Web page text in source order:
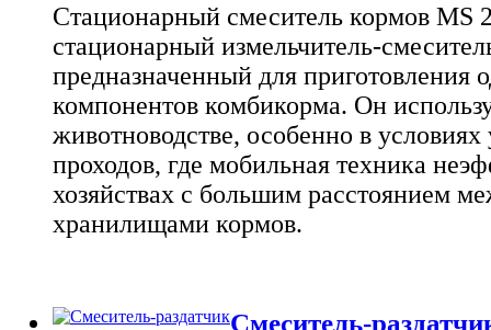
Стационарный смеситель кормов MS
стационарный измельчитель-
предназначенный для приготовления
компонентов комбикорма. Он
животноводстве, особенно в
проходов, где мобильная техника
хозяйствах с большим расстоянием
хранилищами кормов.
Смеситель-